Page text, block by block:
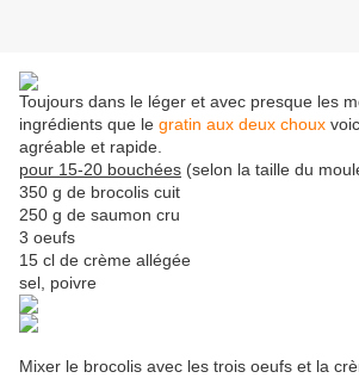
Toujours dans le léger et avec presque les
ingrédients que le gratin aux deux choux
agréable et rapide.
pour 15-20 bouchées (selon la taille du
350 g de brocolis cuit
250 g de saumon cru
3 oeufs
15 cl de crème allégée
sel, poivre
Mixer le brocolis avec les trois oeufs et la